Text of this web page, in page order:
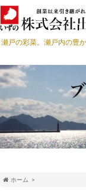
瀬戸の彩菜。瀬戸内の豊
ホーム